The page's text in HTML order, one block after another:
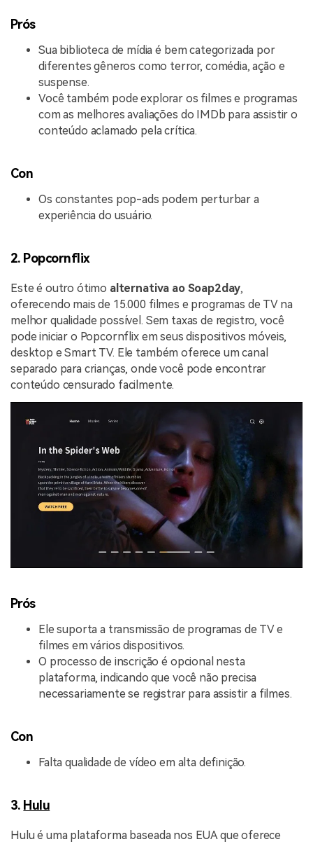
Prós
Sua biblioteca de mídia é bem categorizada por
diferentes gêneros como terror, comédia, ação e
suspense.
Você também pode explorar os filmes e programas
com as melhores avaliações do IMDb para assistir o
conteúdo aclamado pela crítica.
Con
Os constantes pop-ads podem perturbar a
experiência do usuário.
2. Popcornflix
Este é outro ótimo alternativa ao Soap2day,
oferecendo mais de 15.000 filmes e programas de TV na
melhor qualidade possível. Sem taxas de registro, você
pode iniciar o Popcornflix em seus dispositivos móveis,
desktop e Smart TV. Ele também oferece um canal
separado para crianças, onde você pode encontrar
conteúdo censurado facilmente.
Prós
Ele suporta a transmissão de programas de TV e
filmes em vários dispositivos.
O processo de inscrição é opcional nesta
plataforma, indicando que você não precisa
necessariamente se registrar para assistir a filmes.
Con
Falta qualidade de vídeo em alta definição.
3. Hulu
Hulu é uma plataforma baseada nos EUA que oferece